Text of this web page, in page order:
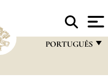
PORTUGUÊS